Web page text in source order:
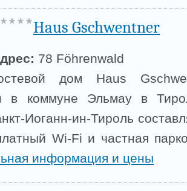
Haus Gschwentner
78 Föhrenwald
дом Haus
в коммуне Эльмау в
Иоганн-ин-Тироль
Wi-Fi и частная
информация и цены